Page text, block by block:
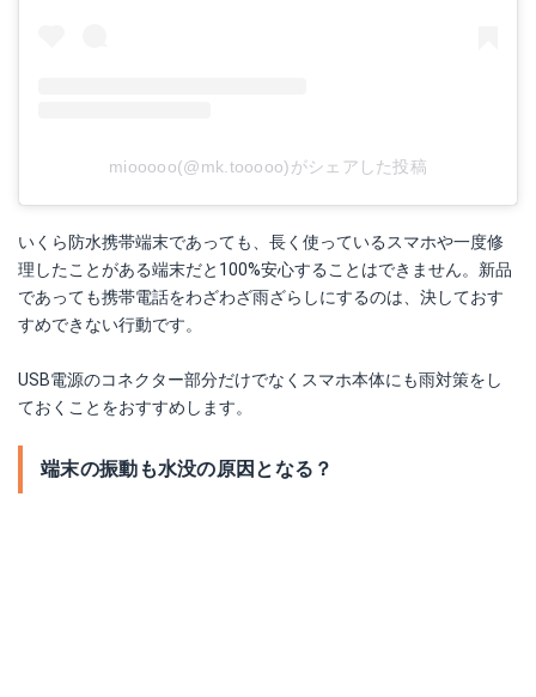
miooooo(@mk.tooooo)がシェアした投稿
いくら防水携帯端末であっても、長く使っているスマホや一度修
理したことがある端末だと100%安心することはできません。新品
であっても携帯電話をわざわざ雨ざらしにするのは、決しておす
すめできない行動です。
USB電源のコネクター部分だけでなくスマホ本体にも雨対策をし
ておくことをおすすめします。
端末の振動も水没の原因となる？